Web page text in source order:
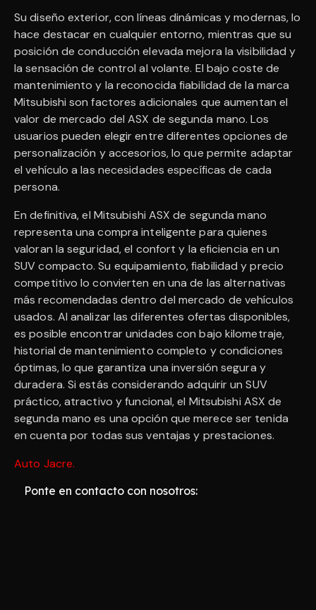
Su diseño exterior, con líneas dinámicas y modernas, lo
hace destacar en cualquier entorno, mientras que su
posición de conducción elevada mejora la visibilidad y
la sensación de control al volante. El bajo coste de
mantenimiento y la reconocida fiabilidad de la marca
Mitsubishi son factores adicionales que aumentan el
valor de mercado del ASX de segunda mano. Los
usuarios pueden elegir entre diferentes opciones de
personalización y accesorios, lo que permite adaptar
el vehículo a las necesidades específicas de cada
persona.
En definitiva, el Mitsubishi ASX de segunda mano
representa una compra inteligente para quienes
valoran la seguridad, el confort y la eficiencia en un
SUV compacto. Su equipamiento, fiabilidad y precio
competitivo lo convierten en una de las alternativas
más recomendadas dentro del mercado de vehículos
usados. Al analizar las diferentes ofertas disponibles,
es posible encontrar unidades con bajo kilometraje,
historial de mantenimiento completo y condiciones
óptimas, lo que garantiza una inversión segura y
duradera. Si estás considerando adquirir un SUV
práctico, atractivo y funcional, el Mitsubishi ASX de
segunda mano es una opción que merece ser tenida
en cuenta por todas sus ventajas y prestaciones.
Auto Jacre.
Ponte en contacto con nosotros: